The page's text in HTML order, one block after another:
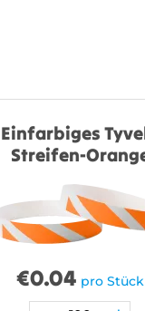
Einfarbiges
Streifen-
€0.04 pro Stück